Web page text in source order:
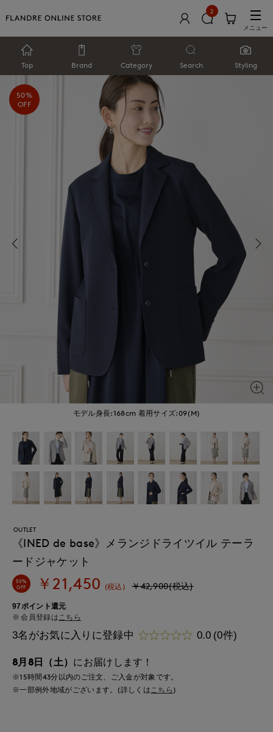
2
メニュー
Top Brand Category Search Styling
モデル身長:168cm 着用サイズ:09(M)
50%
OFF
OUTLET
《INED de base》メランジドライツイル テーラ
ードジャケット
50%
OFF ￥21,450 (税込) ￥42,900(税込)
97ポイント還元
会員登録はこちら
3名がお気に入りに登録中 0.0 (0件)
8月8日（土） にお届けします！
※15時間43分以内のご注文、ご入金が対象です。
※一部例外地域がございます。(詳しくは こちら )